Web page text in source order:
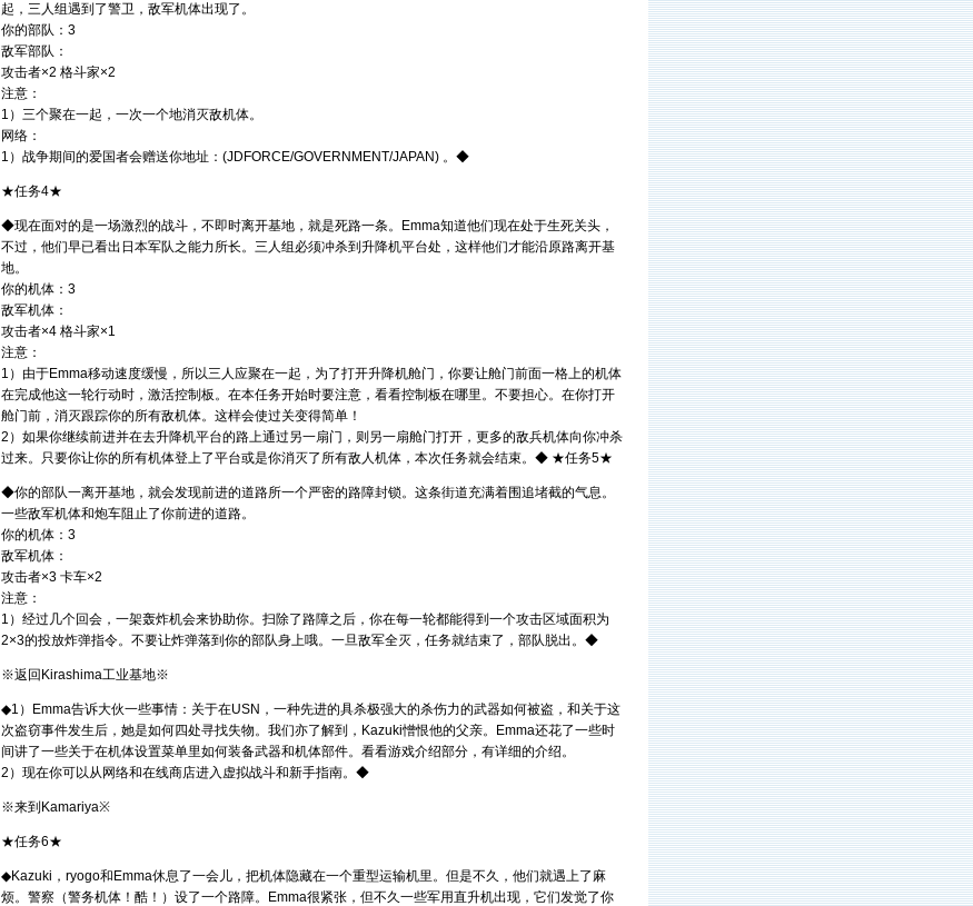
起，三人组遇到了警卫，敌军机体出现了。
你的部队：3
敌军部队：
攻击者×2 格斗家×2
注意：
1）三个聚在一起，一次一个地消灭敌机体。
网络：
1）战争期间的爱国者会赠送你地址：(JDFORCE/GOVERNMENT/JAPAN) 。◆
★任务4★
◆现在面对的是一场激烈的战斗，不即时离开基地，就是死路一条。Emma知道他们现在处于生死关头，
不过，他们早已看出日本军队之能力所长。三人组必须冲杀到升降机平台处，这样他们才能沿原路离开基
地。
你的机体：3
敌军机体：
攻击者×4 格斗家×1
注意：
1）由于Emma移动速度缓慢，所以三人应聚在一起，为了打开升降机舱门，你要让舱门前面一格上的机体
在完成他这一轮行动时，激活控制板。在本任务开始时要注意，看看控制板在哪里。不要担心。在你打开
舱门前，消灭跟踪你的所有敌机体。这样会使过关变得简单！
2）如果你继续前进并在去升降机平台的路上通过另一扇门，则另一扇舱门打开，更多的敌兵机体向你冲杀
过来。只要你让你的所有机体登上了平台或是你消灭了所有敌人机体，本次任务就会结束。◆ ★任务5★
◆你的部队一离开基地，就会发现前进的道路所一个严密的路障封锁。这条街道充满着围追堵截的气息。
一些敌军机体和炮车阻止了你前进的道路。
你的机体：3
敌军机体：
攻击者×3 卡车×2
注意：
1）经过几个回会，一架轰炸机会来协助你。扫除了路障之后，你在每一轮都能得到一个攻击区域面积为
2×3的投放炸弹指令。不要让炸弹落到你的部队身上哦。一旦敌军全灭，任务就结束了，部队脱出。◆
※返回Kirashima工业基地※
◆1）Emma告诉大伙一些事情：关于在USN，一种先进的具杀极强大的杀伤力的武器如何被盗，和关于这
次盗窃事件发生后，她是如何四处寻找失物。我们亦了解到，Kazuki憎恨他的父亲。Emma还花了一些时
间讲了一些关于在机体设置菜单里如何装备武器和机体部件。看看游戏介绍部分，有详细的介绍。
2）现在你可以从网络和在线商店进入虚拟战斗和新手指南。◆
※来到Kamariya※
★任务6★
◆Kazuki，ryogo和Emma休息了一会儿，把机体隐藏在一个重型运输机里。但是不久，他们就遇上了麻
烦。警察（警务机体！酷！）设了一个路障。Emma很紧张，但不久一些军用直升机出现，它们发觉了你